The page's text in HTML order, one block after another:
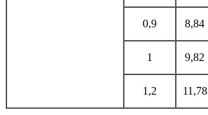
0,9 8,84
1 9,82
1,2 11,78